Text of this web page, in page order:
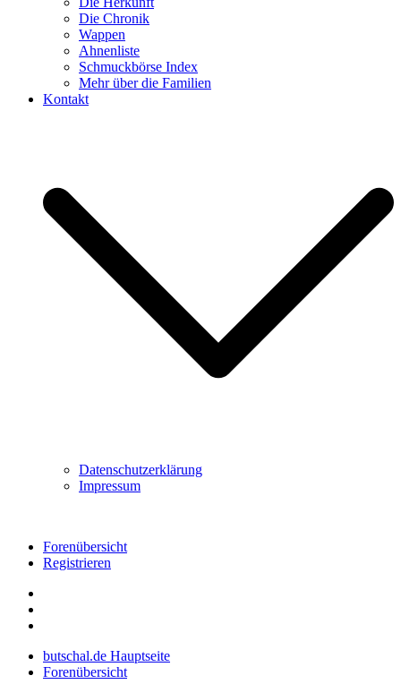
Die Chronik
Wappen
Ahnenliste
Schmuckbörse Index
Mehr über die Familien
Kontakt
Datenschutzerklärung
Impressum
Forenübersicht
Registrieren
butschal.de Hauptseite
Forenübersicht